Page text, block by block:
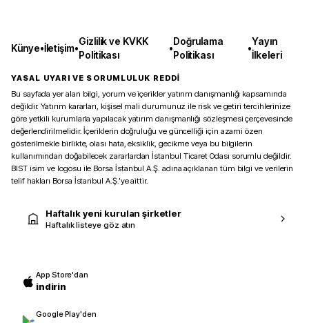
Künye•İletişim•
Gizlilik ve KVKK
Politikası
•
Doğrulama
Politikası
•
Yayın
İlkeleri
YASAL UYARI VE SORUMLULUK REDDİ
Bu sayfada yer alan bilgi, yorum ve içerikler yatırım danışmanlığı kapsamında
değildir. Yatırım kararları, kişisel mali durumunuz ile risk ve getiri tercihlerinize
göre yetkili kurumlarla yapılacak yatırım danışmanlığı sözleşmesi çerçevesinde
değerlendirilmelidir. İçeriklerin doğruluğu ve güncelliği için azami özen
gösterilmekle birlikte, olası hata, eksiklik, gecikme veya bu bilgilerin
kullanımından doğabilecek zararlardan İstanbul Ticaret Odası sorumlu değildir.
BIST isim ve logosu ile Borsa İstanbul A.Ş. adına açıklanan tüm bilgi ve verilerin
telif hakları Borsa İstanbul A.Ş.’ye aittir.
Haftalık yeni kurulan şirketler
Haftalık listeye göz atın
App Store'dan
indirin
Google Play'den